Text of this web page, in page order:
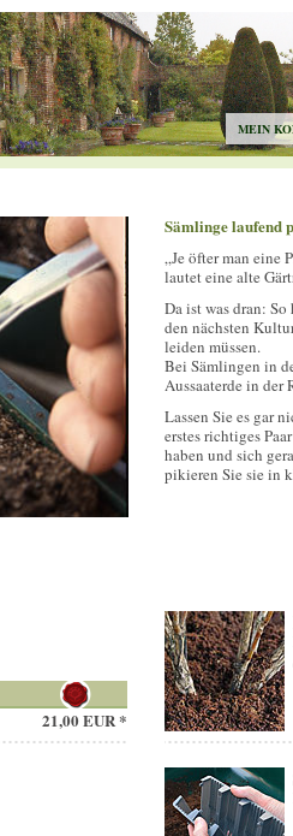
MEIN
Sämlinge laufend
„Je öfter man eine
lautet eine alte
Da ist was dran:
den nächsten
leiden müssen.
Bei Sämlingen in
Aussaaterde in der
Lassen Sie es gar
erstes richtiges
haben und sich
pikieren Sie sie in
21,00 EUR *